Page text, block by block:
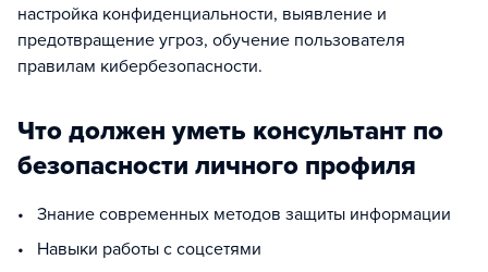
настройка конфиденциальности, выявление и
предотвращение угроз, обучение пользователя
правилам кибербезопасности.
Что должен уметь консультант по
безопасности личного профиля
• Знание современных методов защиты информации
• Навыки работы с соцсетями